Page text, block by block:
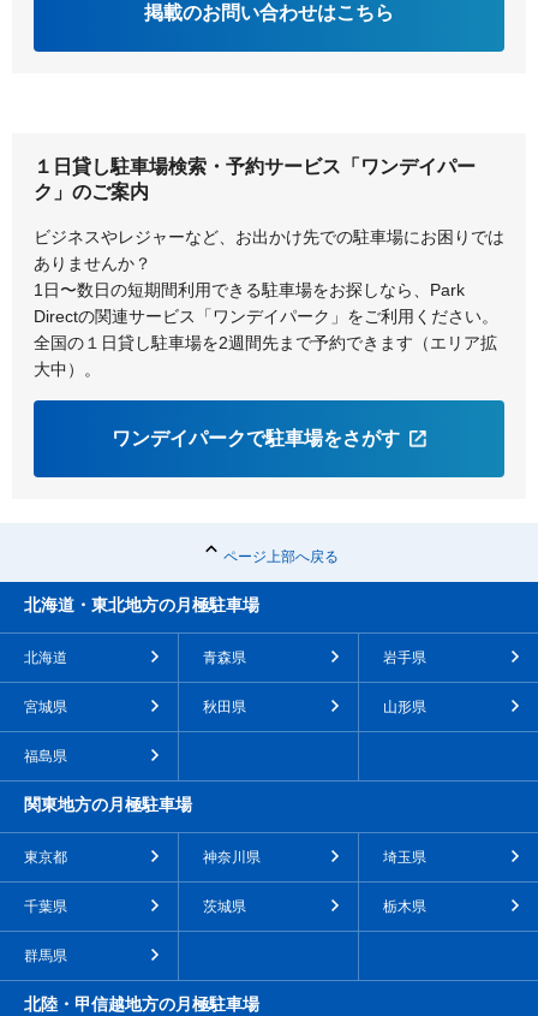
掲載のお問い合わせはこちら
１日貸し駐車場検索・予約サービス「ワンデイパー
ク」のご案内
ビジネスやレジャーなど、お出かけ先での駐車場にお困りでは
ありませんか？
1日〜数日の短期間利用できる駐車場をお探しなら、Park
Directの関連サービス「ワンデイパーク」をご利用ください。
全国の１日貸し駐車場を2週間先まで予約できます（エリア拡
大中）。
ワンデイパークで駐車場をさがす
ページ上部へ戻る
北海道・東北地方の月極駐車場
北海道 青森県 岩手県
宮城県 秋田県 山形県
福島県
関東地方の月極駐車場
東京都 神奈川県 埼玉県
千葉県 茨城県 栃木県
群馬県
北陸・甲信越地方の月極駐車場